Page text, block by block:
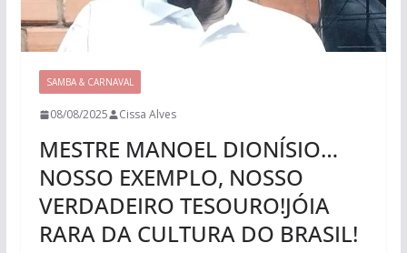
SAMBA & CARNAVAL
08/08/2025 Cissa Alves
MESTRE MANOEL DIONÍSIO…
NOSSO EXEMPLO, NOSSO
VERDADEIRO TESOURO!JÓIA
RARA DA CULTURA DO BRASIL!